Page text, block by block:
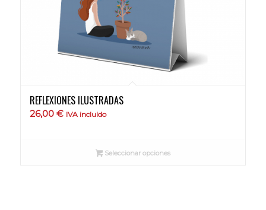
REFLEXIONES ILUSTRADAS
26,00 € IVA incluido
Seleccionar opciones